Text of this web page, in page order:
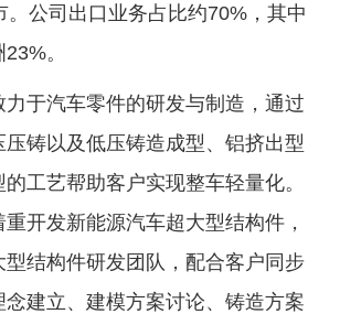
。公司出口业务占比约70%，其中
。
力于汽车零件的研发与制造，通过
铸以及低压铸造成型、铝挤出型
工艺帮助客户实现整车轻量化。
开发新能源汽车超大型结构件，
型结构件研发团队，配合客户同步
建立、建模方案讨论、铸造方案